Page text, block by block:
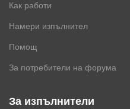
Как работи
Намери изпълнител
Помощ
За потребители на форума
За изпълнители